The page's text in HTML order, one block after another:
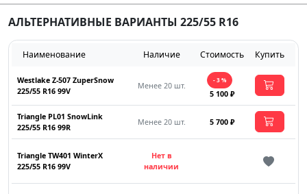
АЛЬТЕРНАТИВНЫЕ ВАРИАНТЫ 225/55 R16
Наименование Наличие Стоимость Купить
Westlake Z-507 ZuperSnow
225/55 R16 99V
Менее 20 шт.
- 3 %
5 100 ₽
Triangle PL01 SnowLink
225/55 R16 99R
Менее 20 шт. 5 700 ₽
Triangle TW401 WinterX
225/55 R16 99V
Нет в
наличии